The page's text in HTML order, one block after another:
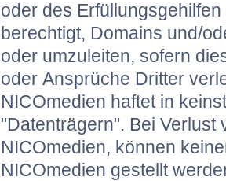
oder des
berechtigt, Domains und/
oder umzuleiten, sofern
oder Ansprüche Dritter
NICOmedien haftet in
"Datenträgern". Bei Verlust
NICOmedien, können
NICOmedien gestellt